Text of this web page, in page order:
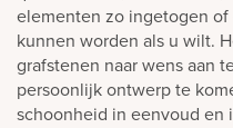
elementen zo ingetogen
kunnen worden als u wilt.
grafstenen naar wens aan
persoonlijk ontwerp te
schoonheid in eenvoud en